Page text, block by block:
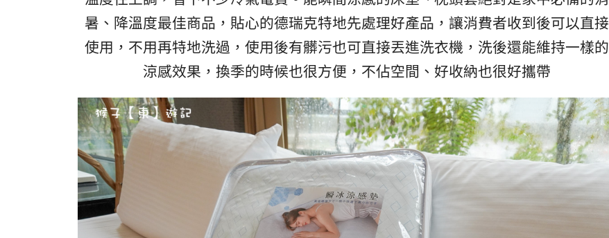
暑、降溫度最佳商品，貼心的德瑞克特地先處理好產品，讓消費者收到後可以直接
使用，不用再特地洗過，使用後有髒污也可直接丟進洗衣機， 洗後還能維持一樣的
涼感效果， 換季的時候也很方便，不佔空間、好收納也很好攜帶